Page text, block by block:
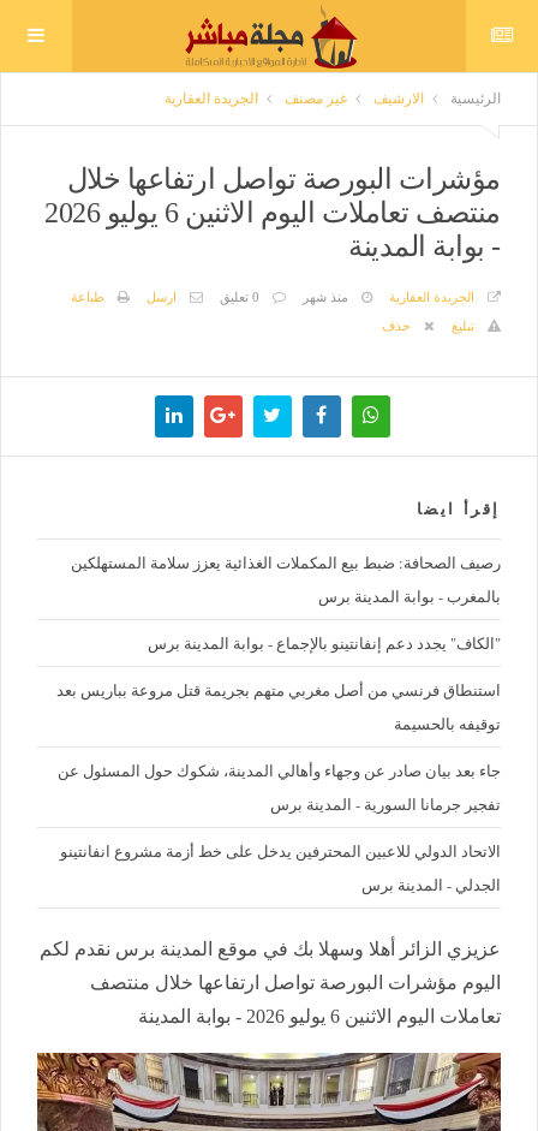
الرئيسية الارشيف غير مصنف الجريدة العقارية
مؤشرات البورصة تواصل ارتفاعها خلال
منتصف تعاملات اليوم الاثنين 6 يوليو 2026
- بوابة المدينة
الجريدة العقارية منذ شهر 0 تعليق ارسل
طباعة
تبليغ
حذف
إقرأ ايضا
رصيف الصحافة: ضبط بيع المكملات الغذائية يعزز سلامة المستهلكين
بالمغرب - بوابة المدينة برس
"الكاف" يجدد دعم إنفانتينو بالإجماع - بوابة المدينة برس
استنطاق فرنسي من أصل مغربي متهم بجريمة قتل مروعة بباريس بعد
توقيفه بالحسيمة
جاء بعد بيان صادر عن وجهاء وأهالي المدينة، شكوك حول المسئول عن
تفجير جرمانا السورية - المدينة برس
الاتحاد الدولي للاعبين المحترفين يدخل على خط أزمة مشروع انفانتينو
الجدلي - المدينة برس
عزيزي الزائر أهلا وسهلا بك في موقع المدينة برس نقدم لكم
اليوم مؤشرات البورصة تواصل ارتفاعها خلال منتصف
تعاملات اليوم الاثنين 6 يوليو 2026 - بوابة المدينة